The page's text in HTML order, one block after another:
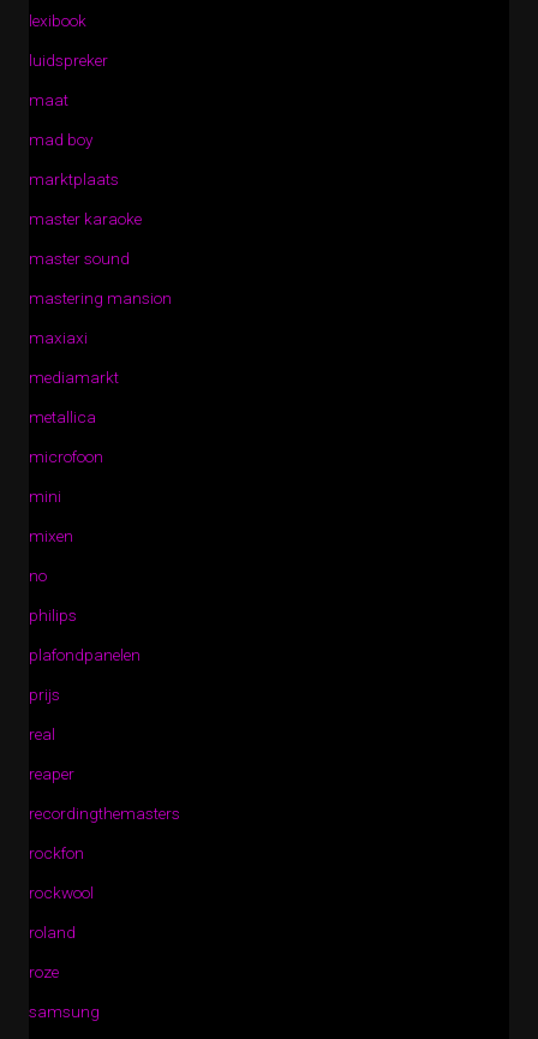
lexibook
luidspreker
maat
mad boy
marktplaats
master karaoke
master sound
mastering mansion
maxiaxi
mediamarkt
metallica
microfoon
mini
mixen
no
philips
plafondpanelen
prijs
real
reaper
recordingthemasters
rockfon
rockwool
roland
roze
samsung